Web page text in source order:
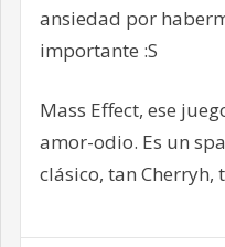
ansiedad por
importante :S
Mass Effect, ese
amor-odio. Es un
clásico, tan